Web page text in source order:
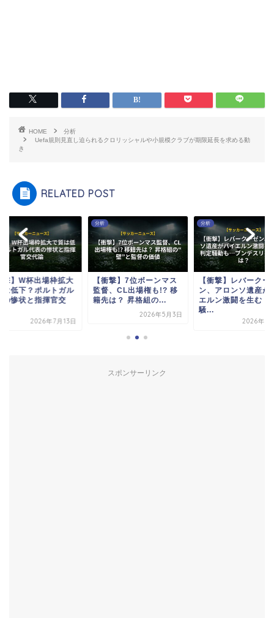
HOME
分析
Uefa規則見直し迫られるクロリッシャルや小規模クラブが期限延長を求める動
き
RELATED POST
撃】W杯出場枠拡大
は低下？ポルトガル
の惨状と指揮官交
2026年7月13日
分析
【衝撃】7位ボーンマス
監督、CL出場権も!? 移
籍先は？ 昇格組の...
2026年5月3日
分析
【衝撃】レバークー
ン、アロンソ遺産が
エルン激闘を生む！
騒...
2026年3
スポンサーリンク